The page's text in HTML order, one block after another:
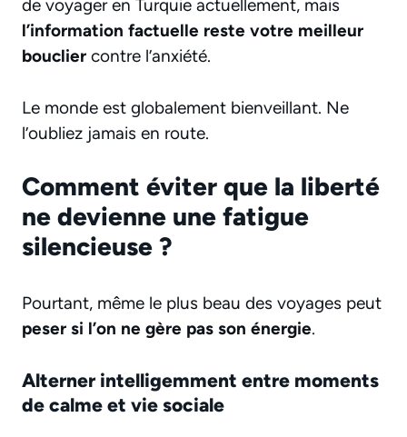
de voyager en Turquie actuellement, mais
l’information factuelle reste votre meilleur
bouclier contre l’anxiété.
Le monde est globalement bienveillant. Ne
l’oubliez jamais en route.
Comment éviter que la liberté
ne devienne une fatigue
silencieuse ?
Pourtant, même le plus beau des voyages peut
peser si l’on ne gère pas son énergie.
Alterner intelligemment entre moments
de calme et vie sociale